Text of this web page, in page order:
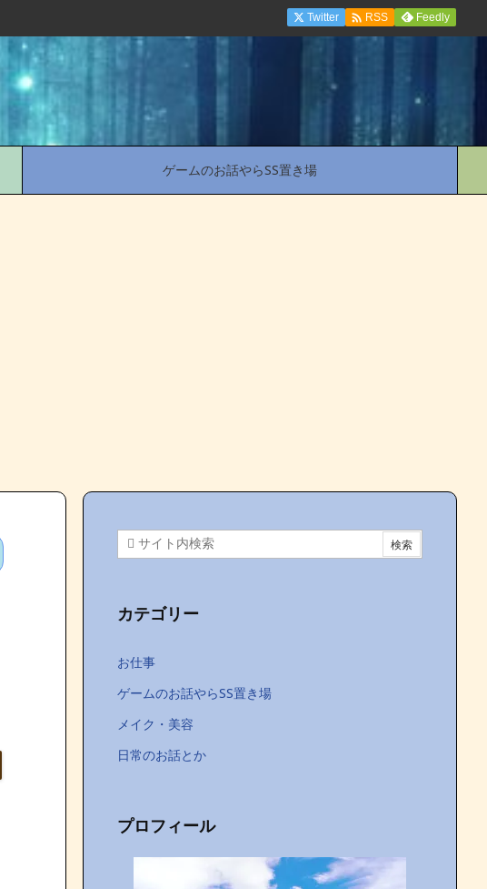
ゲームのお話やらSS置き場
Twitter  RSS Feedly
カテゴリー
お仕事
ゲームのお話やらSS置き場
メイク・美容
日常のお話とか
プロフィール